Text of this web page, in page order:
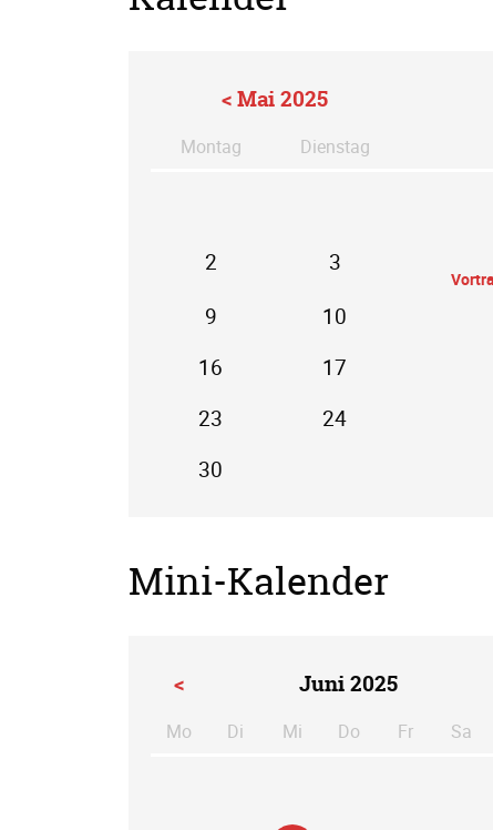
< Mai 2025
Montag Dienstag
2
3
9
10
16
17
23
24
30
Mini-Kalender
< Juni 2025
Mo ntagDi enstag
Mi ttwoch
Do nnerstag
Fr eitagSa